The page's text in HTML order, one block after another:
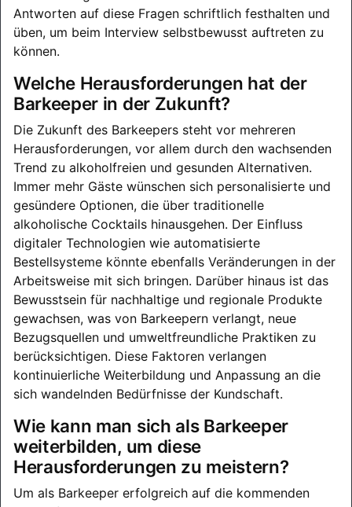
Antworten auf diese Fragen schriftlich festhalten und
üben, um beim Interview selbstbewusst auftreten zu
können.
Welche Herausforderungen hat der
Barkeeper in der Zukunft?
Die Zukunft des Barkeepers steht vor mehreren
Herausforderungen, vor allem durch den wachsenden
Trend zu alkoholfreien und gesunden Alternativen.
Immer mehr Gäste wünschen sich personalisierte und
gesündere Optionen, die über traditionelle
alkoholische Cocktails hinausgehen. Der Einfluss
digitaler Technologien wie automatisierte
Bestellsysteme könnte ebenfalls Veränderungen in der
Arbeitsweise mit sich bringen. Darüber hinaus ist das
Bewusstsein für nachhaltige und regionale Produkte
gewachsen, was von Barkeepern verlangt, neue
Bezugsquellen und umweltfreundliche Praktiken zu
berücksichtigen. Diese Faktoren verlangen
kontinuierliche Weiterbildung und Anpassung an die
sich wandelnden Bedürfnisse der Kundschaft.
Wie kann man sich als Barkeeper
weiterbilden, um diese
Herausforderungen zu meistern?
Um als Barkeeper erfolgreich auf die kommenden